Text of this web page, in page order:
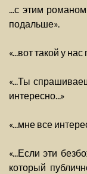
...с этим
подальше».
«...вот такой у
«...Ты
интересно...»
«...мне все
«...Если эти
который